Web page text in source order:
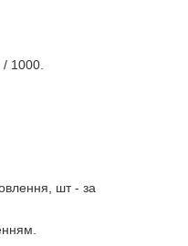
/ 1000.
шт - за